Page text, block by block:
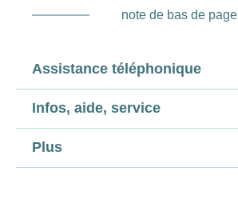
note de bas de page
Assistance téléphonique
Infos, aide, service
Plus